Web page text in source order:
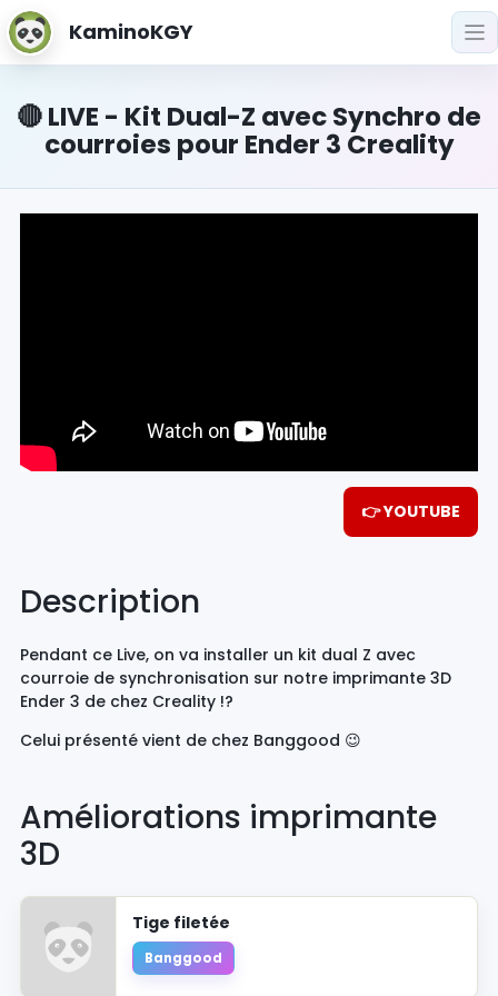
KaminoKGY
🔴 LIVE - Kit Dual-Z avec Synchro de
courroies pour Ender 3 Creality
👉 YOUTUBE
Description
Pendant ce Live, on va installer un kit dual Z avec
courroie de synchronisation sur notre imprimante 3D
Ender 3 de chez Creality !?
Celui présenté vient de chez Banggood 😉
Améliorations imprimante
3D
Tige filetée
Banggood